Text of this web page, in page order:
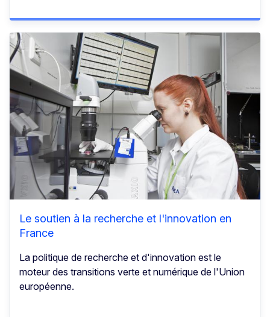
Le soutien à la recherche et l'innovation en
France
La politique de recherche et d'innovation est le
moteur des transitions verte et numérique de l'Union
européenne.